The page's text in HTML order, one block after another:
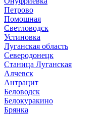
Петрово
Помошная
Светловодск
Устиновка
Луганская область
Северодонецк
Станица Луганская
Алчевск
Антрацит
Беловодск
Белокуракино
Брянка